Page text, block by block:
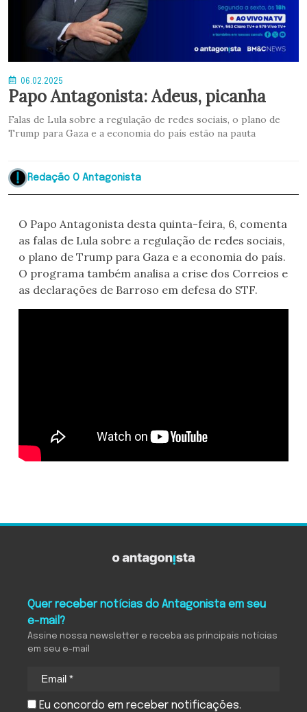
06.02.2025
Papo Antagonista: Adeus, picanha
Falas de Lula sobre a regulação de redes sociais, o plano de
Trump para Gaza e a economia do país estão na pauta
Redação O Antagonista
O Papo Antagonista desta quinta-feira, 6, comenta
as falas de Lula sobre a regulação de redes sociais,
o plano de Trump para Gaza e a economia do país.
O programa também analisa a crise dos Correios e
as declarações de Barroso em defesa do STF.
Quer receber notícias do Antagonista em seu
e-mail?
Assine nossa newsletter e receba as principais notícias
em seu e-mail
Eu concordo em receber notificações.